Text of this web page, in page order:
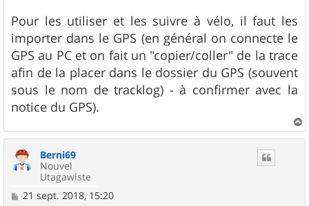
Pour les utiliser et les suivre à vélo, il faut les
importer dans le GPS (en général on connecte le
GPS au PC et on fait un "copier/coller" de la trace
afin de la placer dans le dossier du GPS (souvent
sous le nom de tracklog) - à confirmer avec la
notice du GPS).
a
Berni69
Nouvel
Utagawiste
M
21 sept. 2018, 15:20